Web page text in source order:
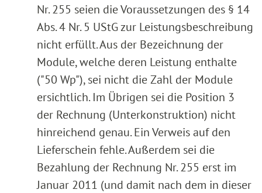
Nr. 255 seien die Voraussetzungen des § 14
Abs. 4 Nr. 5 UStG zur Leistungsbeschreibung
nicht erfüllt. Aus der Bezeichnung der
Module, welche deren Leistung enthalte
("50 Wp"), sei nicht die Zahl der Module
ersichtlich. Im Übrigen sei die Position 3
der Rechnung (Unterkonstruktion) nicht
hinreichend genau. Ein Verweis auf den
Lieferschein fehle. Außerdem sei die
Bezahlung der Rechnung Nr. 255 erst im
Januar 2011 (und damit nach dem in dieser